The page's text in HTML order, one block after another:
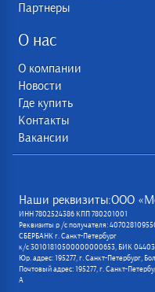
Партнеры
О нас
О компании
Новости
Где купить
Контакты
Вакансии
Наши реквизиты:ООО
ИНН 7802524386 КПП 780201001
Реквизиты р /с получателя:
СБЕРБАНК г. Санкт-Петербург
к/с 30101810500000000653, БИК
Юр. адрес: 195277, г. Санкт-Петербург,
Почтовый адрес: 195277, г. Санкт-
А